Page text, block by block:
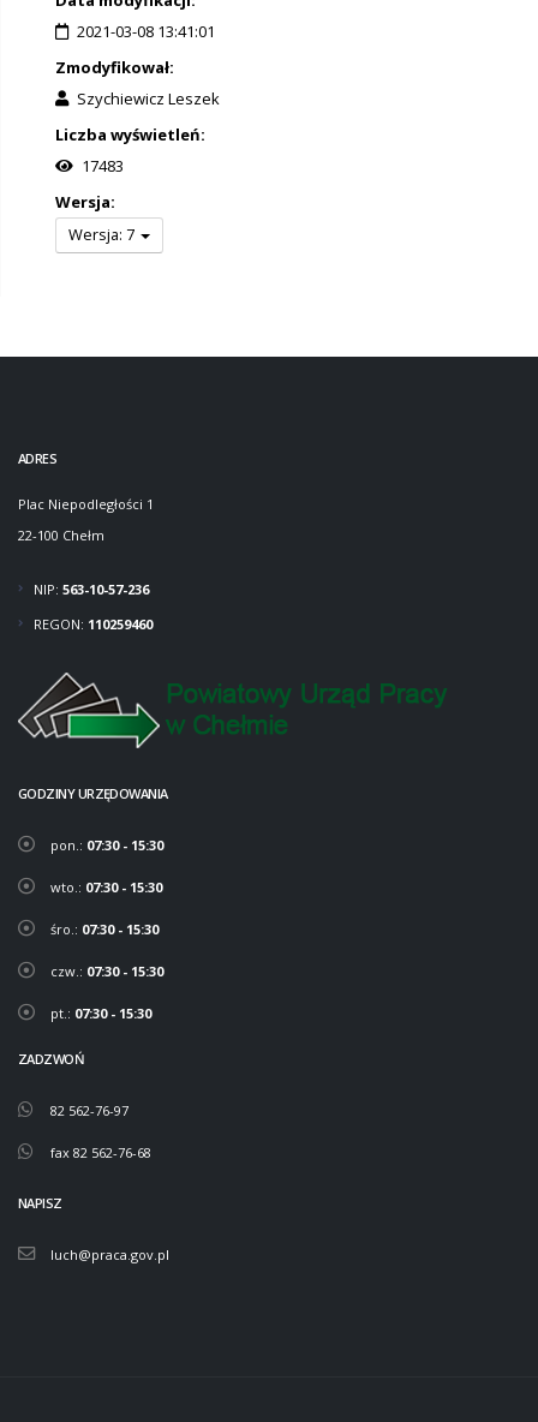
2021-03-08 13:41:01
Zmodyfikował:
Szychiewicz Leszek
Liczba wyświetleń:
17483
Wersja:
Wersja: 7
ADRES
Plac Niepodległości 1
22-100 Chełm
NIP: 563-10-57-236
REGON: 110259460
GODZINY URZĘDOWANIA
pon.: 07:30 - 15:30
wto.: 07:30 - 15:30
śro.: 07:30 - 15:30
czw.: 07:30 - 15:30
pt.: 07:30 - 15:30
ZADZWOŃ
82 562-76-97
fax 82 562-76-68
NAPISZ
luch@praca.gov.pl